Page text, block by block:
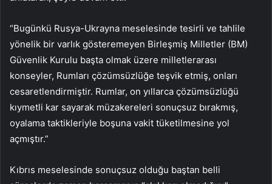
“Bugünkü Rusya-Ukrayna meselesinde tesirli ve tahlile
yönelik bir varlık gösteremeyen Birleşmiş Milletler (BM)
Güvenlik Kurulu başta olmak üzere milletlerarası
konseyler, Rumları çözümsüzlüğe teşvik etmiş, onları
cesaretlendirmiştir. Rumlar, on yıllarca çözümsüzlüğü
kıymetli kar sayarak müzakereleri sonuçsuz bırakmış,
oyalama taktikleriyle boşuna vakit tüketilmesine yol
açmıştır.”
Kıbrıs meselesinde sonuçsuz olduğu baştan belli